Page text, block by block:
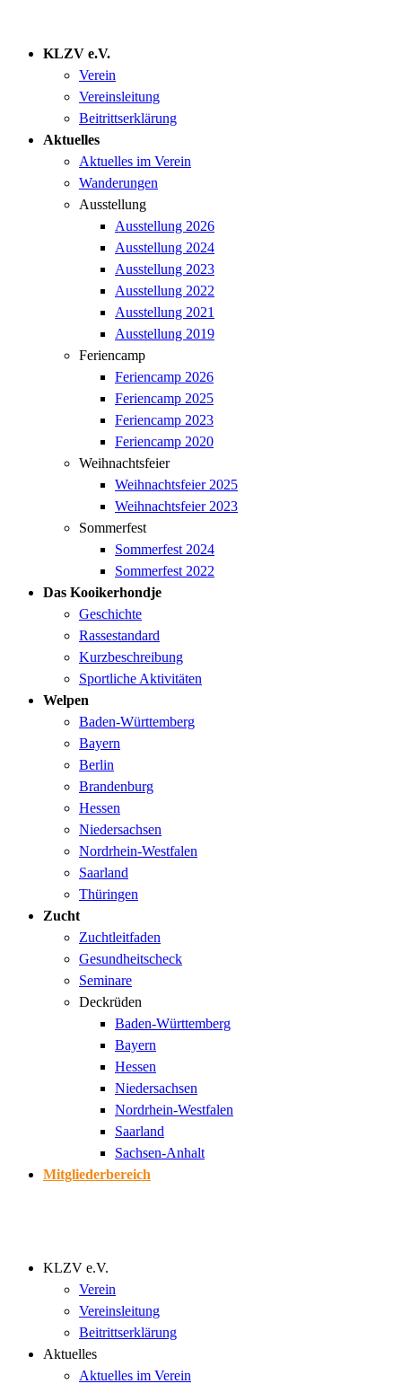
KLZV e.V.
Verein
Vereinsleitung
Beitrittserklärung
Aktuelles
Aktuelles im Verein
Wanderungen
Ausstellung
Ausstellung 2026
Ausstellung 2024
Ausstellung 2023
Ausstellung 2022
Ausstellung 2021
Ausstellung 2019
Feriencamp
Feriencamp 2026
Feriencamp 2025
Feriencamp 2023
Feriencamp 2020
Weihnachtsfeier
Weihnachtsfeier 2025
Weihnachtsfeier 2023
Sommerfest
Sommerfest 2024
Sommerfest 2022
Das Kooikerhondje
Geschichte
Rassestandard
Kurzbeschreibung
Sportliche Aktivitäten
Welpen
Baden-Württemberg
Bayern
Berlin
Brandenburg
Hessen
Niedersachsen
Nordrhein-Westfalen
Saarland
Thüringen
Zucht
Zuchtleitfaden
Gesundheitscheck
Seminare
Deckrüden
Baden-Württemberg
Bayern
Hessen
Niedersachsen
Nordrhein-Westfalen
Saarland
Sachsen-Anhalt
Mitgliederbereich
KLZV e.V.
Verein
Vereinsleitung
Beitrittserklärung
Aktuelles
Aktuelles im Verein